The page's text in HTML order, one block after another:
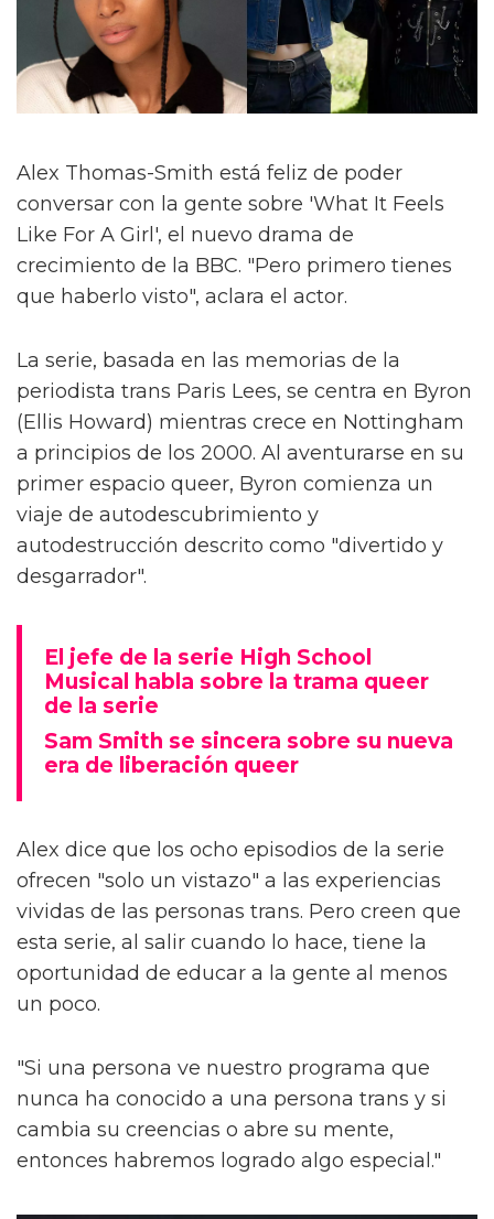
Alex Thomas-Smith está feliz de poder
conversar con la gente sobre 'What It Feels
Like For A Girl', el nuevo drama de
crecimiento de la BBC. "Pero primero tienes
que haberlo visto", aclara el actor.
La serie, basada en las memorias de la
periodista trans Paris Lees, se centra en Byron
(Ellis Howard) mientras crece en Nottingham
a principios de los 2000. Al aventurarse en su
primer espacio queer, Byron comienza un
viaje de autodescubrimiento y
autodestrucción descrito como "divertido y
desgarrador".
El jefe de la serie High School
Musical habla sobre la trama queer
de la serie
Sam Smith se sincera sobre su nueva
era de liberación queer
Alex dice que los ocho episodios de la serie
ofrecen "solo un vistazo" a las experiencias
vividas de las personas trans. Pero creen que
esta serie, al salir cuando lo hace, tiene la
oportunidad de educar a la gente al menos
un poco.
"Si una persona ve nuestro programa que
nunca ha conocido a una persona trans y si
cambia su creencias o abre su mente,
entonces habremos logrado algo especial."